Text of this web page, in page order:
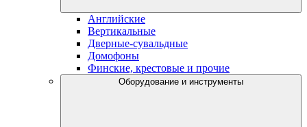
Английские
Вертикальные
Дверные-сувальдные
Домофоны
Финские, крестовые и прочие
Оборудование и инструменты